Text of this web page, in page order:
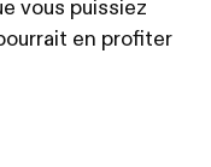
vous puissiez
en profiter